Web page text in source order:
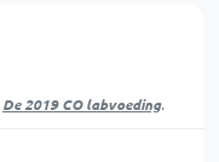
De 2019 CO labvoeding.